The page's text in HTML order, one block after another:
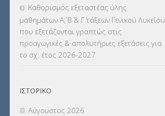
ΜΕΤΑΤΑΞΕΙΣ(87)
ΜΕΤΑΦΟΡΑ ΜΑΘΗΤΩΝ(3)
ΝΟΜΟΘΕΣΙΑ(66)
Καθορισμός εξεταστέας ύλης
μαθημάτων Α΄, Β΄ & Γ΄ τάξεων Γενικού Λυκείου
που εξετάζονται γραπτώς στις
προαγωγικές & απολυτήριες εξετάσεις για
το σχ. έτος 2026-2027
ΙΣΤΟΡΙΚΌ
Αύγουστος 2026